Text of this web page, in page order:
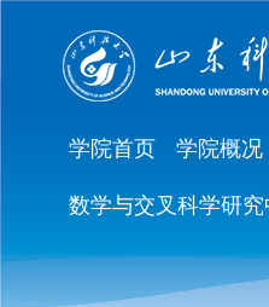
学院首页 学院概况
数学与交叉科学研究